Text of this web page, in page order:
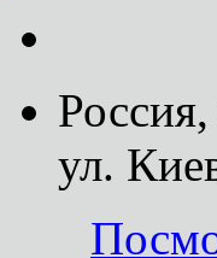
ул.